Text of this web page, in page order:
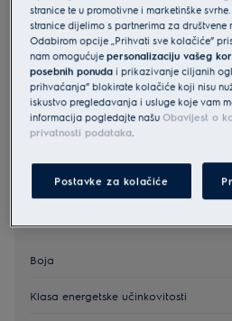
Sigurnosne upute i sigurnosna
regulativi 2023/988 navedeni su u
korisničkog priručnika. Za sigurno
pročitajte cijeli korisnički priručnik.
Boja
Klasa energetske učinkovitosti
stranice te u promotivne i marketinške
stranice dijelimo s partnerima za društvene
Odabirom opcije „Prihvati sve kolačiće”
nam omogućujepersonalizaciju vašeg
posebnih ponuda i prikazivanje ciljanih
prihvaćanja” blokirate kolačiće koji nisu
iskustvo pregledavanja i usluge koje vam
informacija pogledajte našuObavijest o
privatnosti podataka
Postavke za kolačiće